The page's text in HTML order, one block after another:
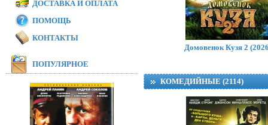
Домовенок Кузя 2
КОМЕДИЙНЫЕ (2114)
ДОСТАВКА И ОПЛАТА
ПОМОЩЬ
КОНТАКТЫ
ПОПУЛЯРНОЕ